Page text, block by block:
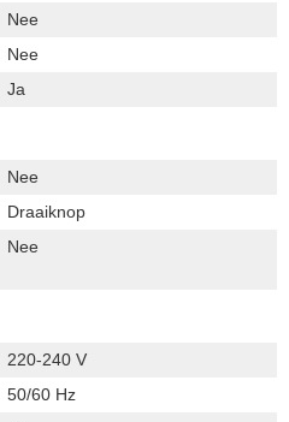
Nee
Nee
Ja
Nee
Draaiknop
Nee
220-240 V
50/60 Hz